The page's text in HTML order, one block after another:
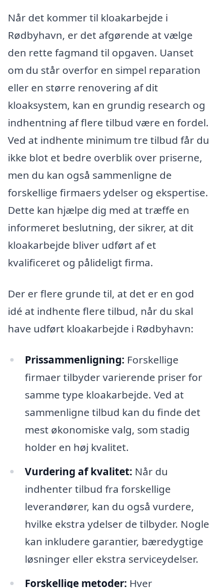
Når det kommer til kloakarbejde i
Rødbyhavn, er det afgørende at vælge
den rette fagmand til opgaven. Uanset
om du står overfor en simpel reparation
eller en større renovering af dit
kloaksystem, kan en grundig research og
indhentning af flere tilbud være en fordel.
Ved at indhente minimum tre tilbud får du
ikke blot et bedre overblik over priserne,
men du kan også sammenligne de
forskellige firmaers ydelser og ekspertise.
Dette kan hjælpe dig med at træffe en
informeret beslutning, der sikrer, at dit
kloakarbejde bliver udført af et
kvalificeret og pålideligt firma.
Der er flere grunde til, at det er en god
idé at indhente flere tilbud, når du skal
have udført kloakarbejde i Rødbyhavn:
Prissammenligning: Forskellige
firmaer tilbyder varierende priser for
samme type kloakarbejde. Ved at
sammenligne tilbud kan du finde det
mest økonomiske valg, som stadig
holder en høj kvalitet.
Vurdering af kvalitet: Når du
indhenter tilbud fra forskellige
leverandører, kan du også vurdere,
hvilke ekstra ydelser de tilbyder. Nogle
kan inkludere garantier, bæredygtige
løsninger eller ekstra serviceydelser.
Forskellige metoder: Hver